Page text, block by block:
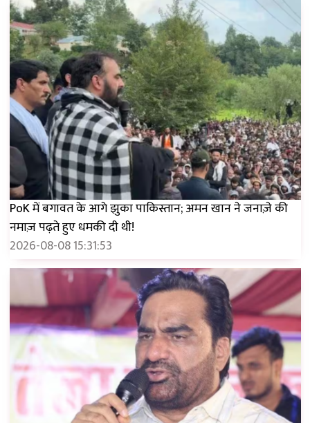
PoK में बगावत के आगे झुका पाकिस्तान; अमन खान ने जनाज़े की
नमाज़ पढ़ते हुए धमकी दी थी!
2026-08-08 15:31:53